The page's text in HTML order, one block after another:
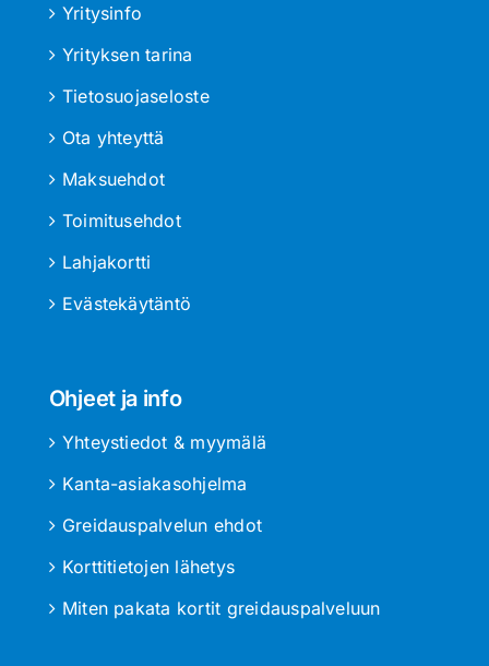
Yritysinfo
Yrityksen tarina
Tietosuojaseloste
Ota yhteyttä
Maksuehdot
Toimitusehdot
Lahjakortti
Evästekäytäntö
Ohjeet ja info
Yhteystiedot & myymälä
Kanta-asiakasohjelma
Greidauspalvelun ehdot
Korttitietojen lähetys
Miten pakata kortit greidauspalveluun